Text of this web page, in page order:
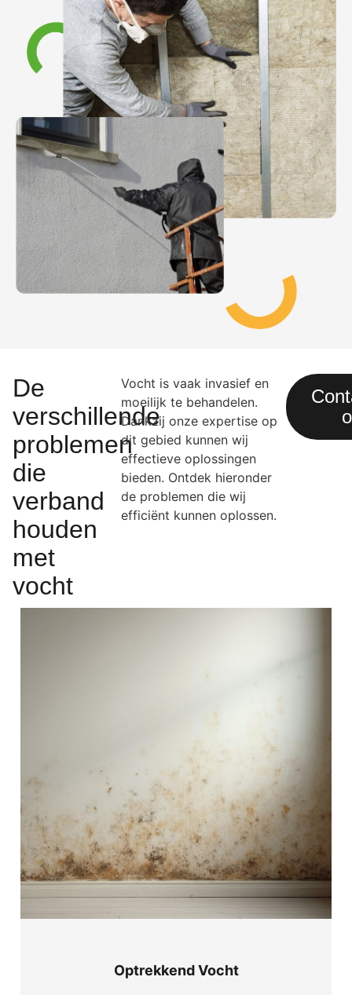
De
verschillende
problemen
die
verband
houden
met
vocht
Vocht is vaak invasief en
moeilijk te behandelen.
Dankzij onze expertise op
dit gebied kunnen wij
effectieve oplossingen
bieden. Ontdek hieronder
de problemen die wij
efficiënt kunnen oplossen.
Optrekkend Vocht